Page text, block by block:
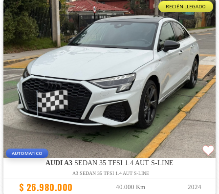
RECIÉN LLEGADO
AUTOMATICO
AUDI A3SEDAN 35 TFSI 1.4 AUT S-LINE
A3 SEDAN 35 TFSI 1.4 AUT S-LINE
$ 26.980.000 40.000 Km 2024